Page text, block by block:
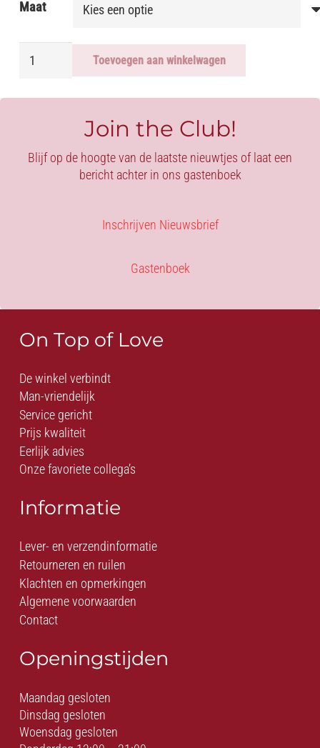
Maat
GAG
3
Toevoegen aan winkelwagen
Join the Club!
Blijf op de hoogte van de laatste nieuwtjes of laat een
bericht achter in ons gastenboek
Inschrijven Nieuwsbrief
Gastenboek
On Top of Love
De winkel verbindt
Man-vriendelijk
Service gericht
Prijs kwaliteit
Eerlijk advies
Onze favoriete collega’s
Informatie
Lever- en verzendinformatie
Retourneren en ruilen
Klachten en opmerkingen
Algemene voorwaarden
Contact
Openingstijden
Maandag gesloten
Dinsdag gesloten
Woensdag gesloten